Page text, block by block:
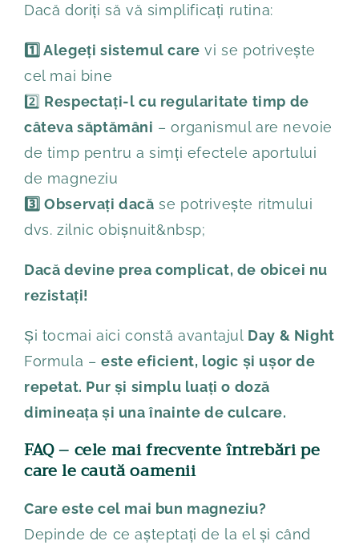
Dacă doriți să vă simplificați rutina:
1️⃣ Alegeți sistemul care vi se potrivește
cel mai bine
2️⃣ Respectați-l cu regularitate timp de
câteva săptămâni – organismul are nevoie
de timp pentru a simți efectele aportului
de magneziu
3️⃣ Observați dacă se potrivește ritmului
dvs. zilnic obișnuit&nbsp;
Dacă devine prea complicat, de obicei nu
rezistați!
Și tocmai aici constă avantajul Day & Night
Formula – este eficient, logic și ușor de
repetat. Pur și simplu luați o doză
dimineața și una înainte de culcare.
FAQ – cele mai frecvente întrebări pe
care le caută oamenii
Care este cel mai bun magneziu?
Depinde de ce așteptați de la el și când